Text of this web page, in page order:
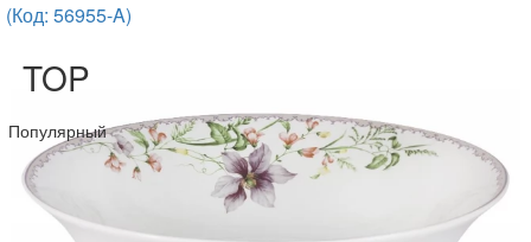
(Код: 56955-A)
TOP
Популярный